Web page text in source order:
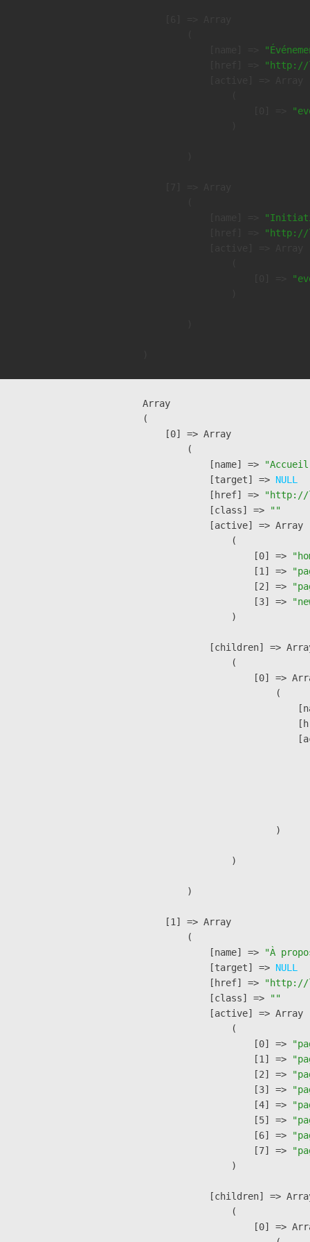
"http://
"http://
Array
(
    [0] => Array
        (
            [name] =>
            [target] =>
NULL
            [href] =>
"http://
            [class] =>
""
            [active] => Array
                (
                    [0] =>
                    [1] =>
                    [2] =>
                    [3] =>
                )
[children] =>
                (
[0] =>
                        (
                        )
                )
        )
    [1] => Array
        (
            [name] =>
"À
            [target] =>
NULL
            [href] =>
"http://
            [class] =>
""
            [active] => Array
                (
                    [0] =>
                    [1] =>
                    [2] =>
                    [3] =>
                    [4] =>
                    [5] =>
                    [6] =>
                    [7] =>
                )
[children] =>
                (
[0] =>